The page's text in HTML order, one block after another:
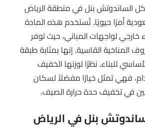
الساندوتش بنل في منطقة الرياض
أمرًا حيويًا. تُستخدم هذه المادة
لواجهات المباني، حيث توفر
المناخية القاسية. إنها بمثابة طبقة
للبناء. نظرًا لوزنها الخفيف
فهي تمثل خيارًا مفضلاً لسكان
في تخفيف حدة حرارة الصيف.
بنل في الرياض